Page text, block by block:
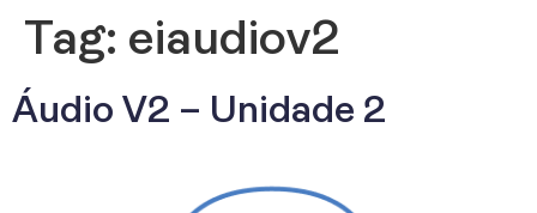
Tag: eiaudiov2
Áudio V2 – Unidade 2